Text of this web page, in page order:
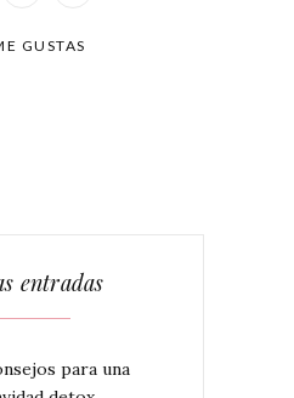
GUSTAS
entradas
para una